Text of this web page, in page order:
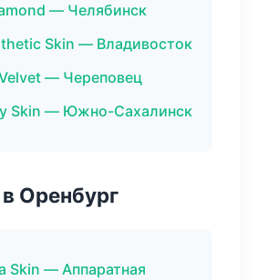
— Челябинск
Skin — Владивосток
— Череповец
Skin — Южно-Сахалинск
Оренбург
Skin — Аппаратная